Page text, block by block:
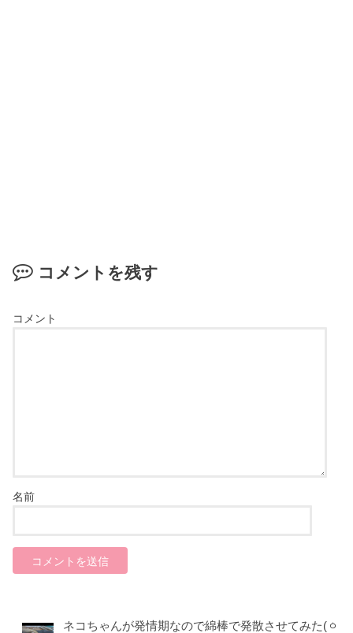
コメントを残す
コメント
名前
ネコちゃんが発情期なので綿棒で発散させてみた(ㆁ